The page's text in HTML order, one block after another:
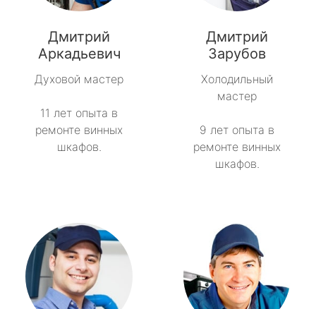
Дмитрий
Аркадьевич
Духовой мастер
11 лет опыта в
ремонте винных
шкафов.
Дмитрий
Зарубов
Холодильный
мастер
9 лет опыта в
ремонте винных
шкафов.